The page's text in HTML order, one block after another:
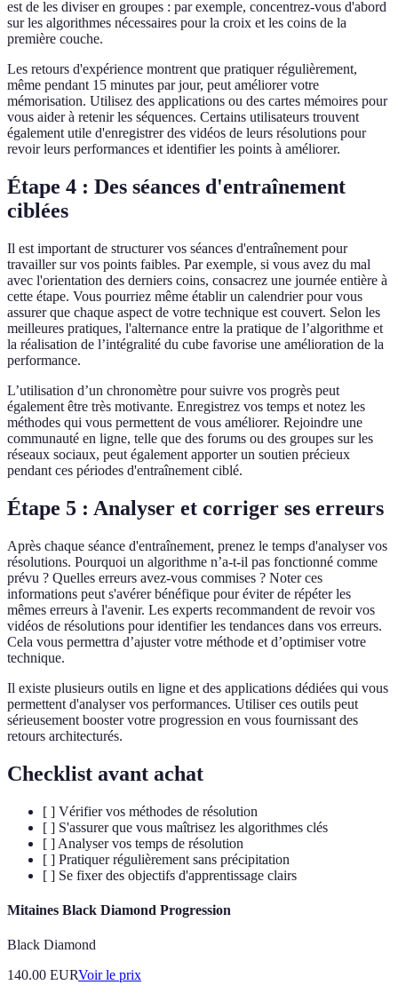
est de les diviser en groupes : par exemple, concentrez-vous d'abord
sur les algorithmes nécessaires pour la croix et les coins de la
première couche.
Les retours d'expérience montrent que pratiquer régulièrement,
même pendant 15 minutes par jour, peut améliorer votre
mémorisation. Utilisez des applications ou des cartes mémoires pour
vous aider à retenir les séquences. Certains utilisateurs trouvent
également utile d'enregistrer des vidéos de leurs résolutions pour
revoir leurs performances et identifier les points à améliorer.
Étape 4 : Des séances d'entraînement
ciblées
Il est important de structurer vos séances d'entraînement pour
travailler sur vos points faibles. Par exemple, si vous avez du mal
avec l'orientation des derniers coins, consacrez une journée entière à
cette étape. Vous pourriez même établir un calendrier pour vous
assurer que chaque aspect de votre technique est couvert. Selon les
meilleures pratiques, l'alternance entre la pratique de l’algorithme et
la réalisation de l’intégralité du cube favorise une amélioration de la
performance.
L’utilisation d’un chronomètre pour suivre vos progrès peut
également être très motivante. Enregistrez vos temps et notez les
méthodes qui vous permettent de vous améliorer. Rejoindre une
communauté en ligne, telle que des forums ou des groupes sur les
réseaux sociaux, peut également apporter un soutien précieux
pendant ces périodes d'entraînement ciblé.
Étape 5 : Analyser et corriger ses erreurs
Après chaque séance d'entraînement, prenez le temps d'analyser vos
résolutions. Pourquoi un algorithme n’a-t-il pas fonctionné comme
prévu ? Quelles erreurs avez-vous commises ? Noter ces
informations peut s'avérer bénéfique pour éviter de répéter les
mêmes erreurs à l'avenir. Les experts recommandent de revoir vos
vidéos de résolutions pour identifier les tendances dans vos erreurs.
Cela vous permettra d’ajuster votre méthode et d’optimiser votre
technique.
Il existe plusieurs outils en ligne et des applications dédiées qui vous
permettent d'analyser vos performances. Utiliser ces outils peut
sérieusement booster votre progression en vous fournissant des
retours architecturés.
Checklist avant achat
[ ] Vérifier vos méthodes de résolution
[ ] S'assurer que vous maîtrisez les algorithmes clés
[ ] Analyser vos temps de résolution
[ ] Pratiquer régulièrement sans précipitation
[ ] Se fixer des objectifs d'apprentissage clairs
Mitaines Black Diamond Progression
Black Diamond
140.00 EURVoir le prix